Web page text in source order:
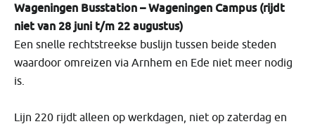
Wageningen Busstation – Wageningen Campus (rijdt
niet van 28 juni t/m 22 augustus)
Een snelle rechtstreekse buslijn tussen beide steden
waardoor omreizen via Arnhem en Ede niet meer nodig
is.
Lijn 220 rijdt alleen op werkdagen, niet op zaterdag en